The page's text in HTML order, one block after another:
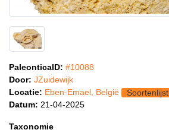
PaleonticaID: #10088
Door: JZuidewijk
Locatie: Eben-Emael, België
Soortenlijst
Datum: 21-04-2025
Taxonomie